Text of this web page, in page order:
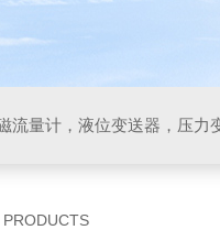
流量计，液位变送器，压力
PRODUCTS